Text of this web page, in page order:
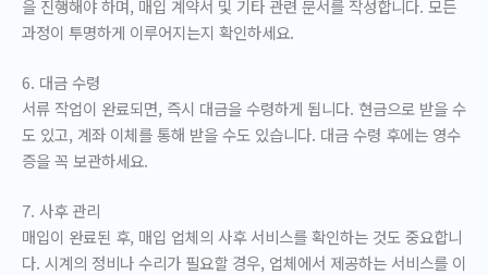
을 진행해야 하며, 매입 계약서 및 기타 관련 문서를 작성합니다. 모든
과정이 투명하게 이루어지는지 확인하세요.
6. 대금 수령
서류 작업이 완료되면, 즉시 대금을 수령하게 됩니다. 현금으로 받을 수
도 있고, 계좌 이체를 통해 받을 수도 있습니다. 대금 수령 후에는 영수
증을 꼭 보관하세요.
7. 사후 관리
매입이 완료된 후, 매입 업체의 사후 서비스를 확인하는 것도 중요합니
다. 시계의 정비나 수리가 필요할 경우, 업체에서 제공하는 서비스를 이